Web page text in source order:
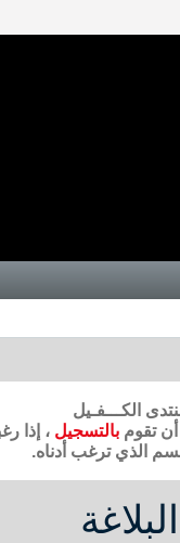
الكـــفـيل
تقوم بالتسجيل ، إذا
الذي ترغب أدناه.